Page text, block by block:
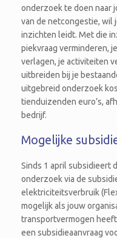
onderzoek te doen naar
van de netcongestie, wil
inzichten leidt. Met die
piekvraag verminderen,
verlagen, je activiteiten
uitbreiden bij je
uitgebreid onderzoek
tienduizenden euro’s,
bedrijf.
Mogelijke
Sinds 1 april subsidieert
onderzoek via de
elektriciteitsverbruik
mogelijk als jouw
transportvermogen
een subsidieaanvraag